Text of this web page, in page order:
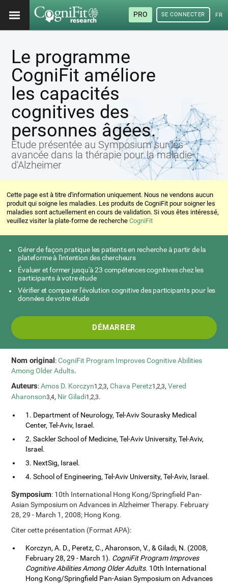
PRO SE CONNECTER
Le programme
CogniFit améliore
les capacités
cognitives des
personnes âgées.
Étude présentée au Symposium sur les
avancée dans la thérapie pour la maladie
d'Alzheimer
Cette page est à titre d'information uniquement. Nous ne vendons aucun
produit qui soigne les maladies. Les produits de CogniFit pour soigner les
maladies sont actuellement en cours de validation. Si vous êtes intéressé,
veuillez visiter la plate-forme de rechercheCogniFit
Gérer de façon pratique les patients en recherche à partir de la
plateforme à l'intention des chercheurs
Évaluer et former jusqu'à 23 compétences cognitives chez les
participants à votre étude
Vérifier et comparer l'évolution cognitive des participants pour les
données de votre étude
DÉMARRER
Nom original:CogniFit Program Improves Cognitive Abilities
Among Older Adults.
Auteurs:Amos D. Korczyn1,2,3,Chava Peretz1,2,3,Vered
Aharonson3,4, Nir Giladi1,2,3.
1. Department of Neurology, Tel-Aviv Sourasky Medical
Center, Tel-Aviv, Israel.
2. Sackler School of Medicine, Tel-Aviv University, Tel-Aviv,
Israel.
3. NextSig, Israel.
4. School of Engineering, Tel-Aviv University, Tel-Aviv, Israel.
Symposium: 10th International Hong Kong/Springfield Pan-
Asian Symposium on Advances in Alzheimer Therapy. February
28, 29 - March 1, 2008; Hong Kong.
Citer cette présentation (Format APA):
Korczyn, A. D., Peretz, C., Aharonson, V., & Giladi, N. (2008,
February 28, 29 - March 1). CogniFit Program Improves
Cognitive Abilities Among Older Adults. 10th International
Hong Kong/Springfield Pan-Asian Symposium on Advances